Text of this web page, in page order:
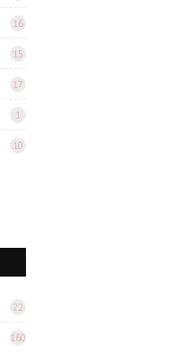
16
15
17
1
10
22
160